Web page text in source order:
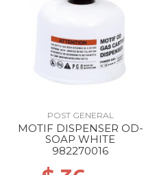
POST GENERAL
MOTIF DISPENSER OD-
SOAP WHITE
982270016